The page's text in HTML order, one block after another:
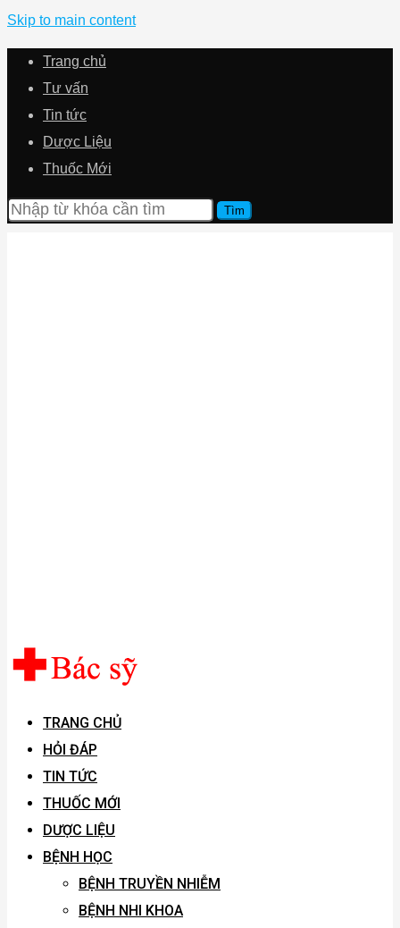
Skip to main content
Trang chủ
Tư vấn
Tin tức
Dược Liệu
Thuốc Mới
TRANG CHỦ
HỎI ĐÁP
TIN TỨC
THUỐC MỚI
DƯỢC LIỆU
BỆNH HỌC
BỆNH TRUYỀN NHIỄM
BỆNH NHI KHOA